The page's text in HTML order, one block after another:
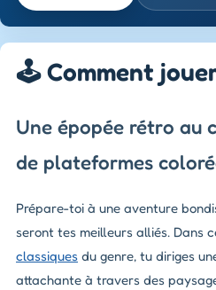
🕹️ Comment
Une épopée rétro au
de plateformes
Prépare-toi à une aventure
seront tes meilleurs alliés. Dans
classiques du genre, tu diriges
attachante à travers des